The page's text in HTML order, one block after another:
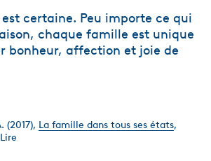
certaine. Peu importe ce qui
chaque famille est unique
bonheur, affection et joie de
(2017), La famille dans tous ses états,